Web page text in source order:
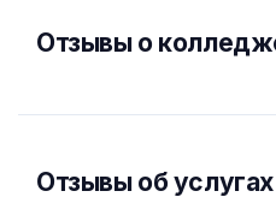
Отзывы о
Отзывы об